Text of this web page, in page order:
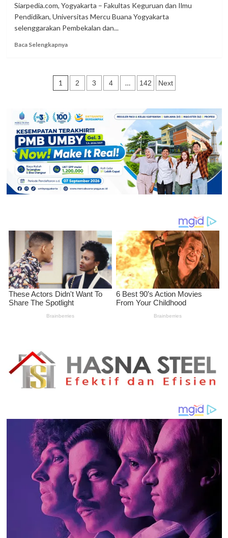
Jakarta
Perkuat
Kolaborasi
Siarpedia.com, Yogyakarta – Fakultas Keguruan dan Ilmu
Pendidikan, Universitas Mercu Buana Yogyakarta
selenggarakan Pembekalan dan...
Baca SelengkapnyaRead
Mahasiswa
PPL
Siapkan
Pendidik
Berkarakter
Paginasi
1 2 3 4 … 142 Next